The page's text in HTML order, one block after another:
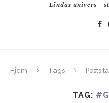
Lindas univers -
Hjem Tags Posts
TAG: